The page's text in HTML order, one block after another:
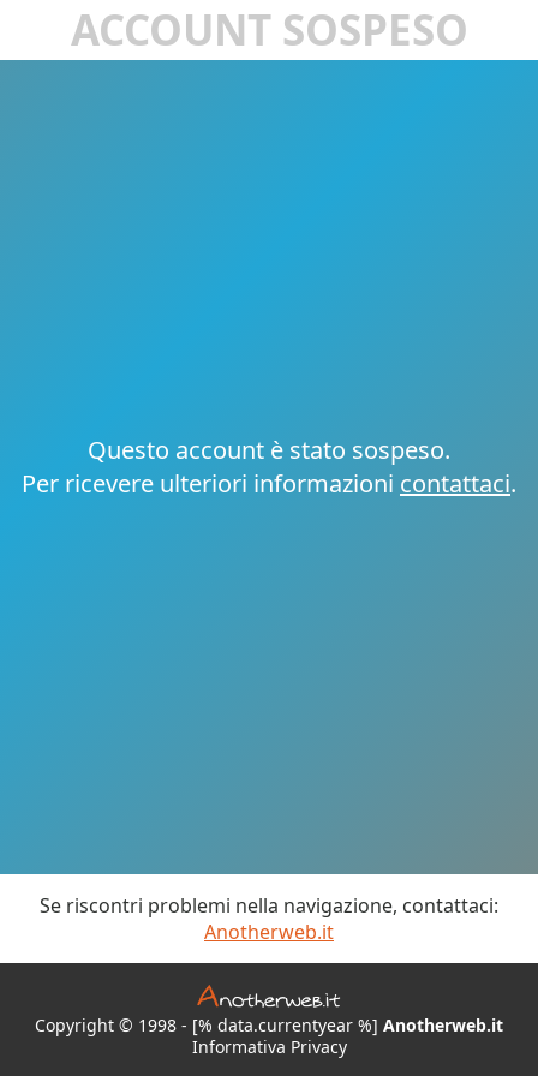
ACCOUNT SOSPESO
Questo account è stato sospeso.
Per ricevere ulteriori informazioni contattaci.
Se riscontri problemi nella navigazione, contattaci:
Anotherweb.it
Copyright © 1998 - [% data.currentyear %] Anotherweb.it
Informativa Privacy